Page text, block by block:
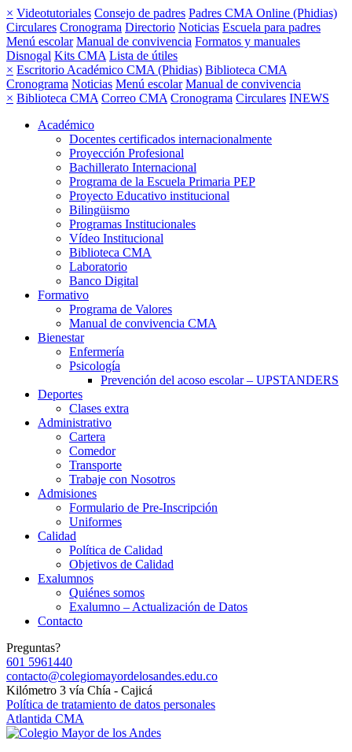
× Videotutoriales Consejo de padres Padres CMA Online (Phidias)
Circulares Cronograma Directorio Noticias Escuela para padres
Menú escolar Manual de convivencia Formatos y manuales
Disnogal Kits CMA Lista de útiles
× Escritorio Académico CMA (Phidias) Biblioteca CMA
Cronograma Noticias Menú escolar Manual de convivencia
× Biblioteca CMA Correo CMA Cronograma Circulares INEWS
Académico
Docentes certificados internacionalmente
Proyección Profesional
Bachillerato Internacional
Programa de la Escuela Primaria PEP
Proyecto Educativo institucional
Bilingüismo
Programas Institucionales
Vídeo Institucional
Biblioteca CMA
Laboratorio
Banco Digital
Formativo
Programa de Valores
Manual de convivencia CMA
Bienestar
Enfermería
Psicología
Prevención del acoso escolar – UPSTANDERS
Deportes
Clases extra
Administrativo
Cartera
Comedor
Transporte
Trabaje con Nosotros
Admisiones
Formulario de Pre-Inscripción
Uniformes
Calidad
Política de Calidad
Objetivos de Calidad
Exalumnos
Quiénes somos
Exalumno – Actualización de Datos
Contacto
Preguntas?
601 5961440
contacto@colegiomayordelosandes.edu.co
Kilómetro 3 vía Chía - Cajicá
Política de tratamiento de datos personales
Atlantida CMA